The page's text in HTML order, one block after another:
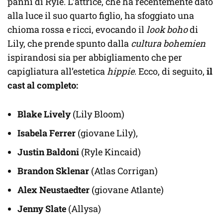
alla luce il suo quarto figlio, ha sfoggiato una
chioma rossa e ricci, evocando illook bohodi
Lily, che prende spunto dalla cultura bohemien
ispirandosi sia per abbigliamento che per
capigliatura all’esteticahippie. Ecco, di seguito, il
cast al completo:
Blake Lively(Lily Bloom)
Isabela Ferrer (giovane Lily),
Justin Baldoni (Ryle Kincaid)
Brandon Sklenar (Atlas Corrigan)
Alex Neustaedter (giovane Atlante)
Jenny Slate (Allysa)